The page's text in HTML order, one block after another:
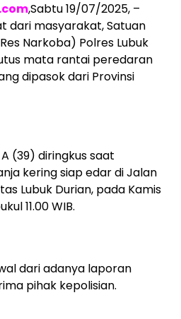
,Sabtu 19/07/2025, –
dari masyarakat, Satuan
Narkoba) Polres Lubuk
mata rantai peredaran
dipasok dari Provinsi
(39) diringkus saat
kering siap edar di Jalan
Lubuk Durian, pada Kamis
11.00 WIB.
dari adanya laporan
pihak kepolisian.